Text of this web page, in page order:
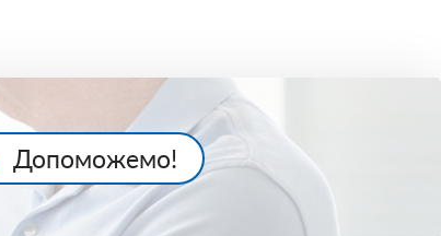
Допоможемо!